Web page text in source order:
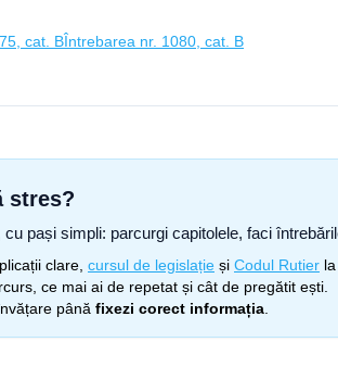
cat. BÎntrebarea nr. 1080, cat. B
stres?
pași simpli: parcurgi capitolele, faci
clare, cursul de legislație și Codul Rutier
ce mai ai de repetat și cât de pregătit ești.
până fixezi corect informația